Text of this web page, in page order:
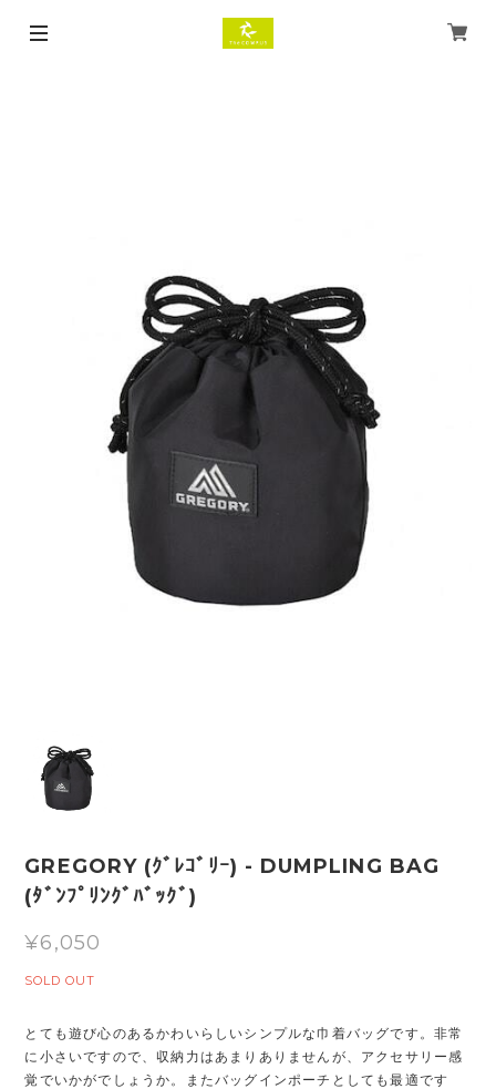
GREGORY (ｸﾞﾚｺﾞﾘｰ) - DUMPLING BAG
(ﾀﾞﾝﾌﾟﾘﾝｸﾞﾊﾞｯｸﾞ)
¥6,050
SOLD OUT
とても遊び心のあるかわいらしいシンプルな巾着バッグです。非常
に小さいですので、収納力はあまりありませんが、アクセサリー感
覚でいかがでしょうか。またバッグインポーチとしても最適です